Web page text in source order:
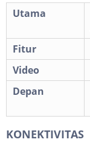
Utama
Fitur
Video
Depan
KONEKTIVITAS